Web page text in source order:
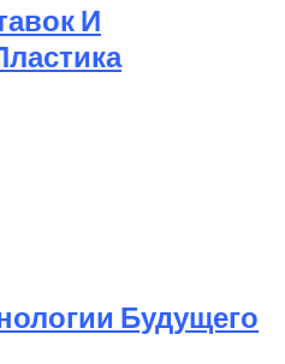
И
Будущего